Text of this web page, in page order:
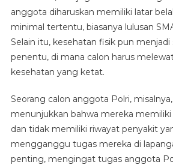
anggota diharuskan memiliki latar
minimal tertentu, biasanya lulusan
Selain itu, kesehatan fisik pun
penentu, di mana calon harus
kesehatan yang ketat.
Seorang calon anggota Polri,
menunjukkan bahwa mereka
dan tidak memiliki riwayat penyakit
mengganggu tugas mereka di
penting, mengingat tugas anggota